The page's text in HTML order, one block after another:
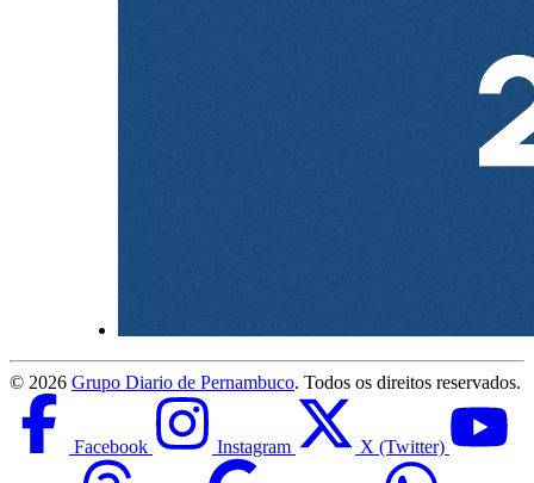
© 2026 Grupo Diario de Pernambuco. Todos os direitos reservados.
Facebook Instagram X (Twitter)